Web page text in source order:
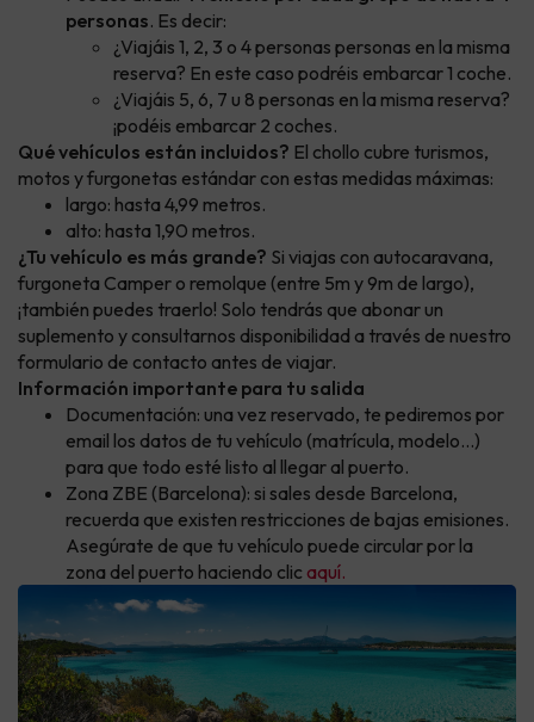
personas. Es decir:
¿Viajáis 1, 2, 3 o 4 personas personas en la misma
reserva? En este caso podréis embarcar 1 coche.
¿Viajáis 5, 6, 7 u 8 personas en la misma reserva?
¡podéis embarcar 2 coches.
Qué vehículos están incluidos? El chollo cubre turismos,
motos y furgonetas estándar con estas medidas máximas:
largo: hasta 4,99 metros.
alto: hasta 1,90 metros.
¿Tu vehículo es más grande? Si viajas con autocaravana,
furgoneta Camper o remolque (entre 5m y 9m de largo),
¡también puedes traerlo! Solo tendrás que abonar un
suplemento y consultarnos disponibilidad a través de nuestro
formulario de contacto antes de viajar.
Información importante para tu salida
Documentación: una vez reservado, te pediremos por
email los datos de tu vehículo (matrícula, modelo...)
para que todo esté listo al llegar al puerto.
Zona ZBE (Barcelona): si sales desde Barcelona,
recuerda que existen restricciones de bajas emisiones.
Asegúrate de que tu vehículo puede circular por la
zona del puerto haciendo clic aquí.